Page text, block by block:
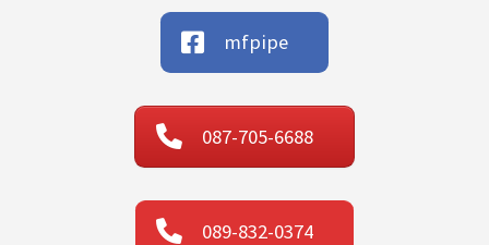
mfpipe
087-705-6688
089-832-0374